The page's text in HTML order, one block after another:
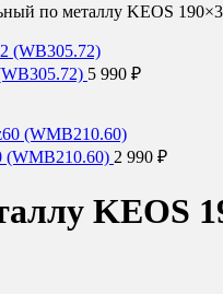
по металлу KEOS
5 990 ₽
(WMB210.60) 2 990 ₽
KEOS